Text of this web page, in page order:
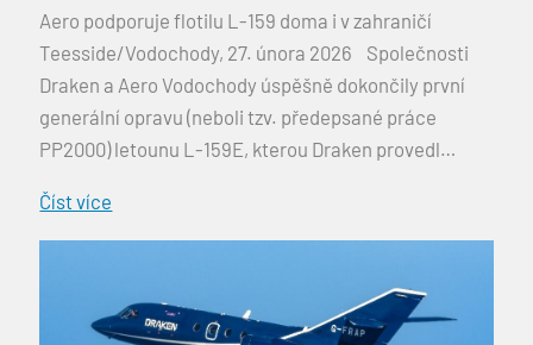
Aero podporuje flotilu L-159 doma i v zahraničí
Teesside/Vodochody, 27. února 2026 Společnosti
Draken a Aero Vodochody úspěšně dokončily první
generální opravu (neboli tzv. předepsané práce
PP2000) letounu L-159E, kterou Draken provedl
Po dokončení prací byl letoun uvolněn k dalším 2 000
Číst více